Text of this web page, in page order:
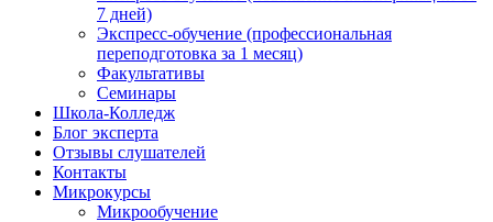
7 дней)
Экспресс-обучение (профессиональная
переподготовка за 1 месяц)
Факультативы
Семинары
Школа-Колледж
Блог эксперта
Отзывы слушателей
Контакты
Микрокурсы
Микрообучение